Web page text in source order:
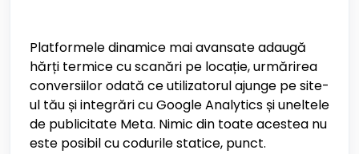
Platformele dinamice mai avansate adaugă
hărți termice cu scanări pe locație, urmărirea
conversiilor odată ce utilizatorul ajunge pe site-
ul tău și integrări cu Google Analytics și uneltele
de publicitate Meta. Nimic din toate acestea nu
este posibil cu codurile statice, punct.